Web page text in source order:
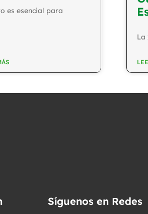
es esencial para
La
Síguenos en Redes